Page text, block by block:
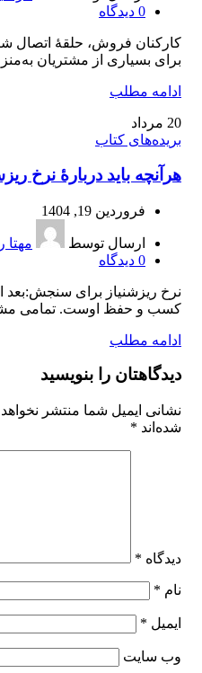
0 دیدگاه
کارکنان فروش، حلقۀ اتصال
برای بسیاری از مشتریان
ادامه مطلب
20 مرداد
بریده‌های کتاب
هرآنچه باید دربارۀ نرخ
فروردین 19, 1404
ارسال توسط
مهتا
0 دیدگاه
نرخ ریزشنیاز برای
کسب و حفظ اوست. تمامی
ادامه مطلب
دیدگاهتان را بنویسید
نشانی ایمیل شما منتشر
شده‌اند *
دیدگاه *
نام *
ایمیل *
وب‌ سایت